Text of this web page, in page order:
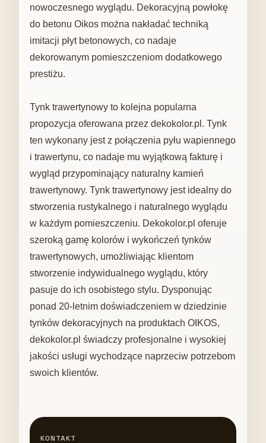
nowoczesnego wyglądu. Dekoracyjną powłokę
do betonu Oikos można nakładać techniką
imitacji płyt betonowych, co nadaje
dekorowanym pomieszczeniom dodatkowego
prestiżu.
Tynk trawertynowy to kolejna popularna
propozycja oferowana przez dekokolor.pl. Tynk
ten wykonany jest z połączenia pyłu wapiennego
i trawertynu, co nadaje mu wyjątkową fakturę i
wygląd przypominający naturalny kamień
trawertynowy. Tynk trawertynowy jest idealny do
stworzenia rustykalnego i naturalnego wyglądu
w każdym pomieszczeniu. Dekokolor.pl oferuje
szeroką gamę kolorów i wykończeń tynków
trawertynowych, umożliwiając klientom
stworzenie indywidualnego wyglądu, który
pasuje do ich osobistego stylu. Dysponując
ponad 20-letnim doświadczeniem w dziedzinie
tynków dekoracyjnych na produktach OIKOS,
dekokolor.pl świadczy profesjonalne i wysokiej
jakości usługi wychodzące naprzeciw potrzebom
swoich klientów.
KONTAKT